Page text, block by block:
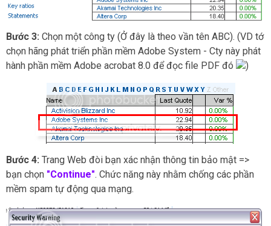
Bước 3: Chọn một công ty (Ở đây là theo vần tên ABC). (VD tớ
chọn hãng phát triển phần mềm Adobe System - Cty này phát
hành phần mềm Adobe acrobat 8.0 để đọc file PDF đó
)
Bước 4: Trang Web đòi bạn xác nhận thông tin bảo mật =>
bạn chọn "Continue". Chức năng này nhằm chống các phần
mềm spam tự động qua mạng.